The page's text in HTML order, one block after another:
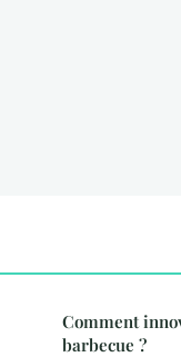
Comment
barbecue ?